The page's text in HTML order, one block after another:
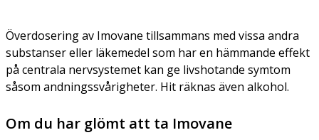
Överdosering av Imovane tillsammans med vissa andra
substanser eller läkemedel som har en hämmande effekt
på centrala nervsystemet kan ge livshotande symtom
såsom andningssvårigheter. Hit räknas även alkohol.
Om du har glömt att ta Imovane